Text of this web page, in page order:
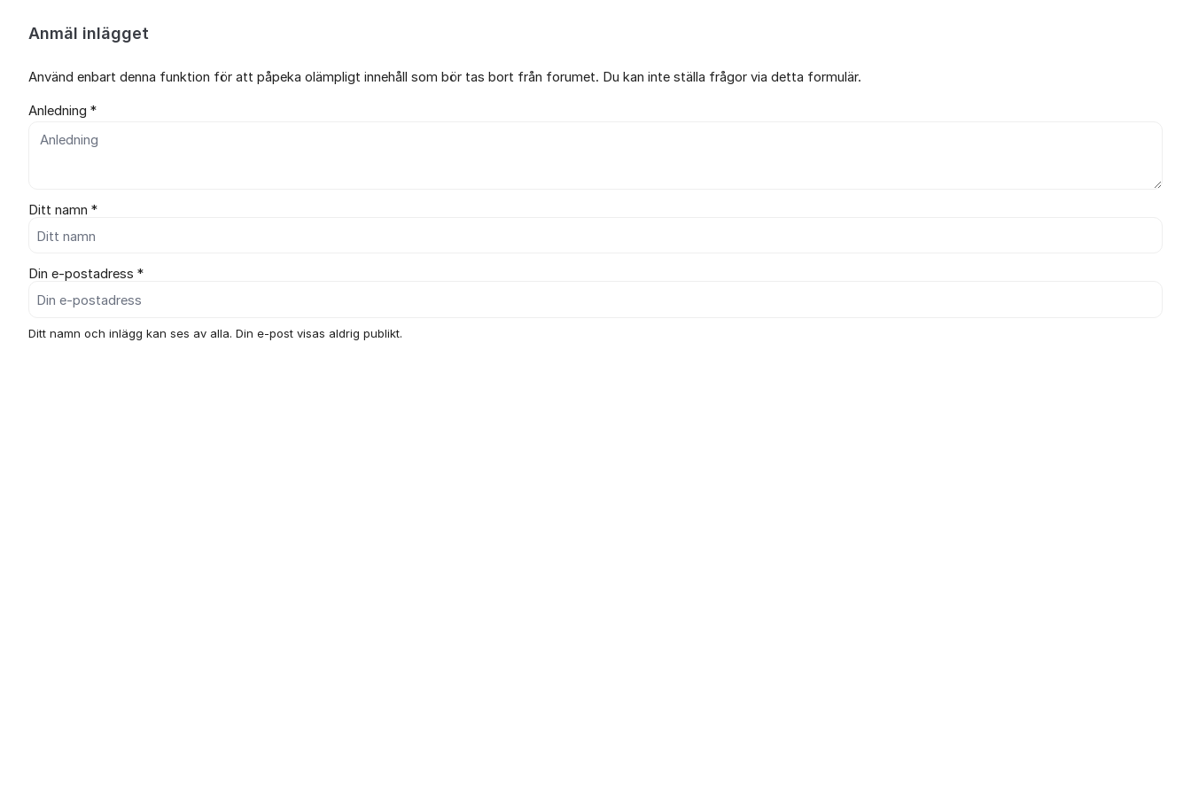
Anmäl inlägget
Använd enbart denna funktion för att påpeka olämpligt innehåll som bör tas bort från forumet. Du kan inte ställa frågor via detta formulär.
Anledning *
Ditt namn *
Din e-postadress *
Ditt namn och inlägg kan ses av alla. Din e-post visas aldrig publikt.